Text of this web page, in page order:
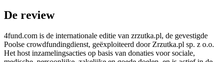
De review
4fund.com is de internationale editie van zrzutka.pl, de gevestigde
Poolse crowdfundingdienst, geëxploiteerd door Zrzutka.pl sp. z o.o.
Het host inzamelingsacties op basis van donaties voor sociale,